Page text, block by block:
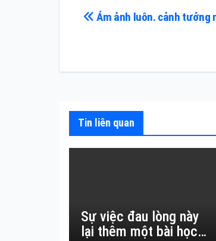
Điều
bài
Ám ảnh luôn. cảnh tưởng
Tin liên quan
Sự việc đau lòng này
lại thêm một bài học